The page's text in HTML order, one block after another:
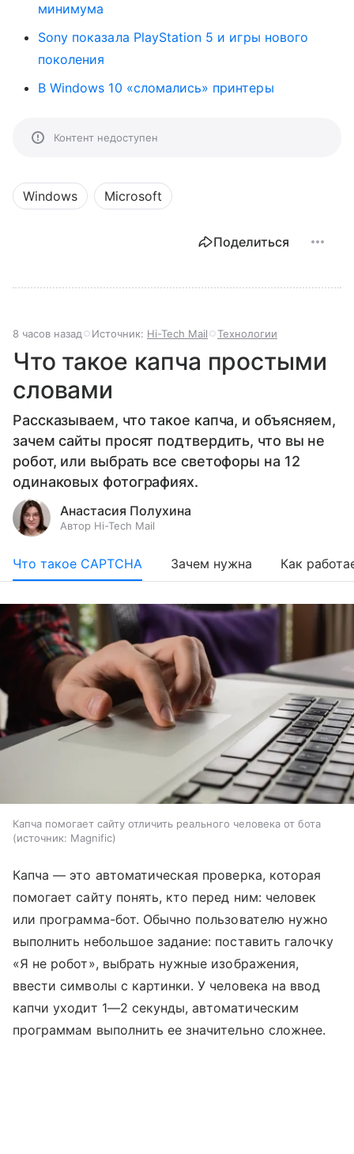
минимума
Sony показала PlayStation 5 и игры нового
поколения
В Windows 10 «сломались» принтеры
Контент недоступен
Windows Microsoft
Поделиться
8 часов назад Источник: Hi-Tech Mail Технологии
Что такое капча простыми
словами
Рассказываем, что такое капча, и объясняем,
зачем сайты просят подтвердить, что вы не
робот, или выбрать все светофоры на 12
одинаковых фотографиях.
Анастасия Полухина
Автор Hi-Tech Mail
Что такое CAPTCHA Зачем нужна Как
Капча помогает сайту отличить реального человека от бота
источник: Magnific
Капча — это автоматическая проверка, которая
помогает сайту понять, кто перед ним: человек
или программа-бот. Обычно пользователю нужно
выполнить небольшое задание: поставить галочку
«Я не робот», выбрать нужные изображения,
ввести символы с картинки. У человека на ввод
капчи уходит 1—2 секунды, автоматическим
программам выполнить ее значительно сложнее.